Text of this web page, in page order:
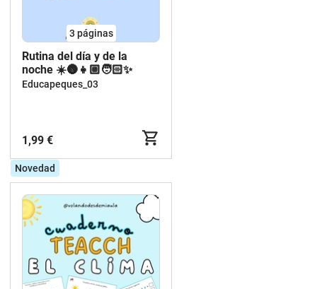
3 páginas
Rutina del día y de la
noche ☀️🌚👧🏼🧑🏻✨️
Educapeques_03
1,99 €
Novedad